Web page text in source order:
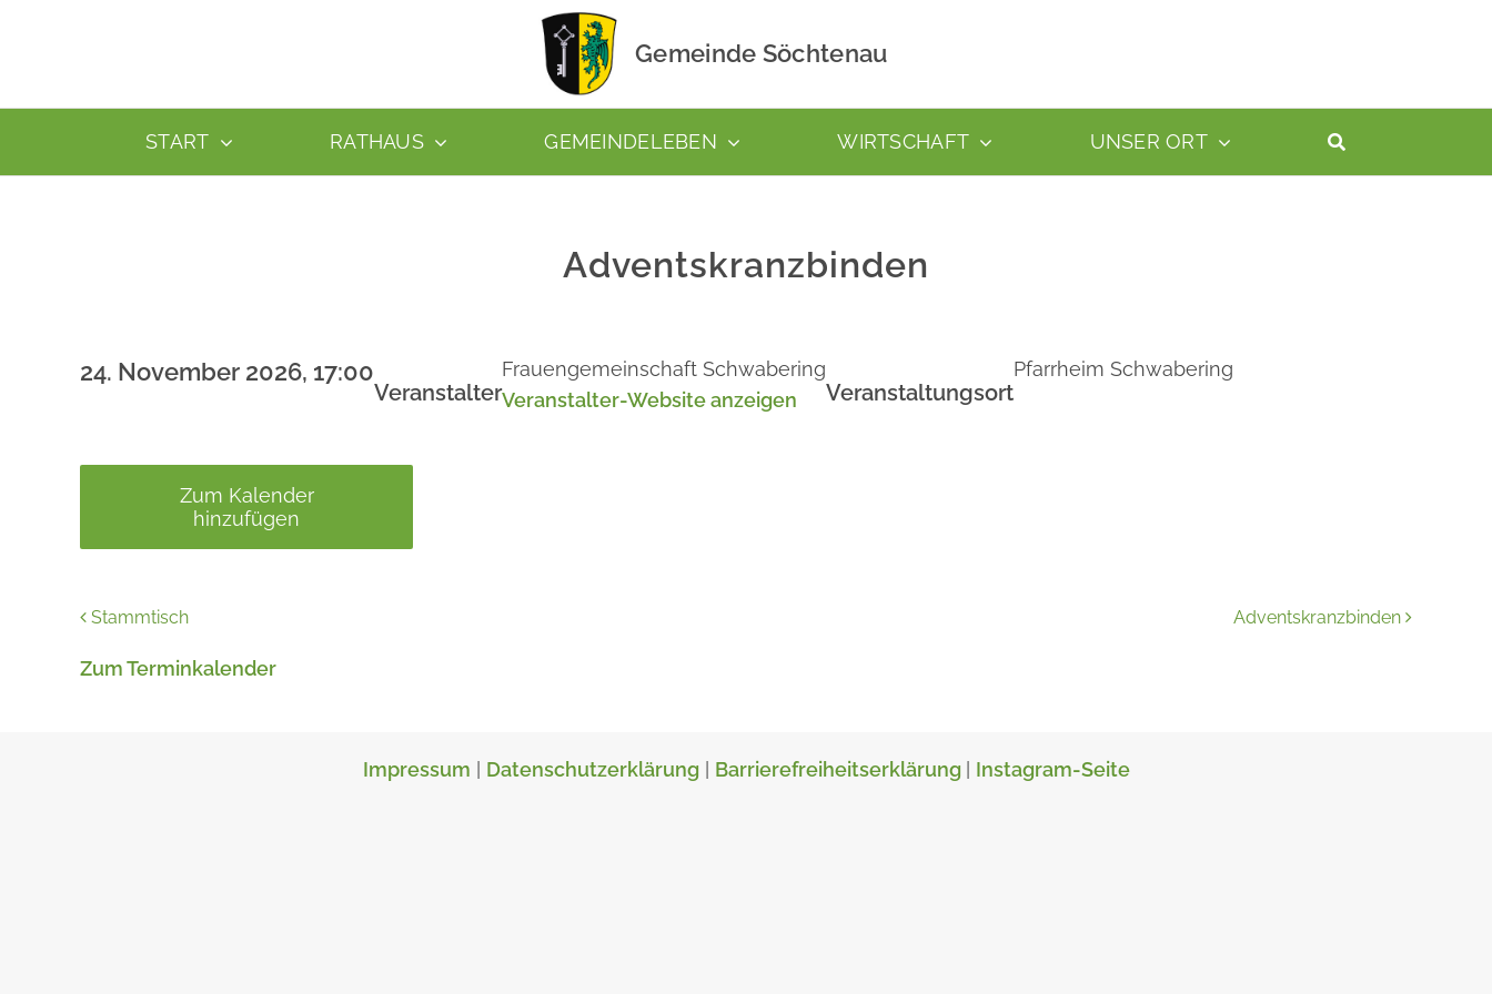
Gemeinde Söchtenau
START RATHAUS GEMEINDELEBEN WIRTSCHAFT UNSER ORT
Adventskranzbinden
24. November 2026, 17:00
Veranstalter
Frauengemeinschaft Schwabering
Veranstalter-Website anzeigen
Veranstaltungsort
Pfarrheim Schwabering
Zum Kalender
hinzufügen
Stammtisch Adventskranzbinden
Zum Terminkalender
Impressum Datenschutzerklärung| Barrierefreiheitserklärung Instagram-Seite